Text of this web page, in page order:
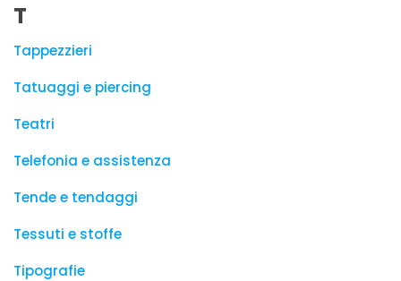
T
Tappezzieri
Tatuaggi e piercing
Teatri
Telefonia e assistenza
Tende e tendaggi
Tessuti e stoffe
Tipografie